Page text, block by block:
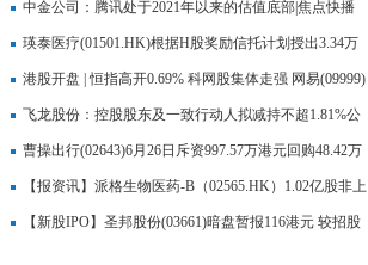
中金公司：腾讯处于2021年以来的估值底部|焦点快播
瑛泰医疗(01501.HK)根据H股奖励信托计划授出3.34万
股奖励股份
港股开盘 | 恒指高开0.69% 科网股集体走强 网易(09999)
涨超4%-每日热闻
飞龙股份：控股股东及一致行动人拟减持不超1.81%公
司股份|最资讯
曹操出行(02643)6月26日斥资997.57万港元回购48.42万
股【报资讯】派格生物医药-B（02565.HK）1.02亿股非上
市股份转换为H股
【新股IPO】圣邦股份(03661)暗盘暂报116港元 较招股